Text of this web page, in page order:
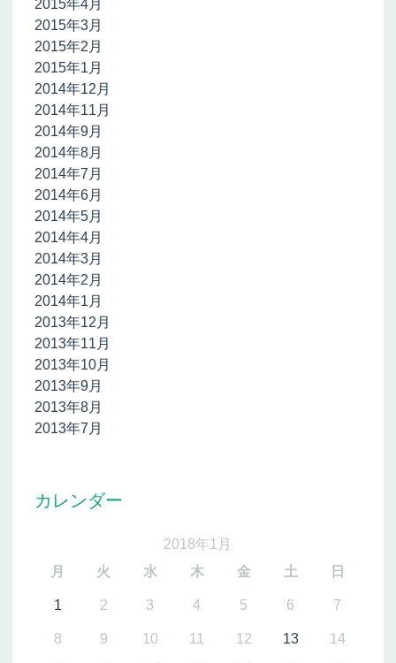
2015年4月
2015年3月
2015年2月
2015年1月
2014年12月
2014年11月
2014年9月
2014年8月
2014年7月
2014年6月
2014年5月
2014年4月
2014年3月
2014年2月
2014年1月
2013年12月
2013年11月
2013年10月
2013年9月
2013年8月
2013年7月
カレンダー
2018年1月
月
火 水 木 金 土 日
1 2 3 4 5 6 7
8 9 10 11 12 13 14